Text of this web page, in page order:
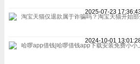
2025-07-23
淘宝天猫仅退款属于诈骗吗？淘宝天猫开始
2024-10-01
哈啰app借钱|哈啰借钱app下载安装免费小小